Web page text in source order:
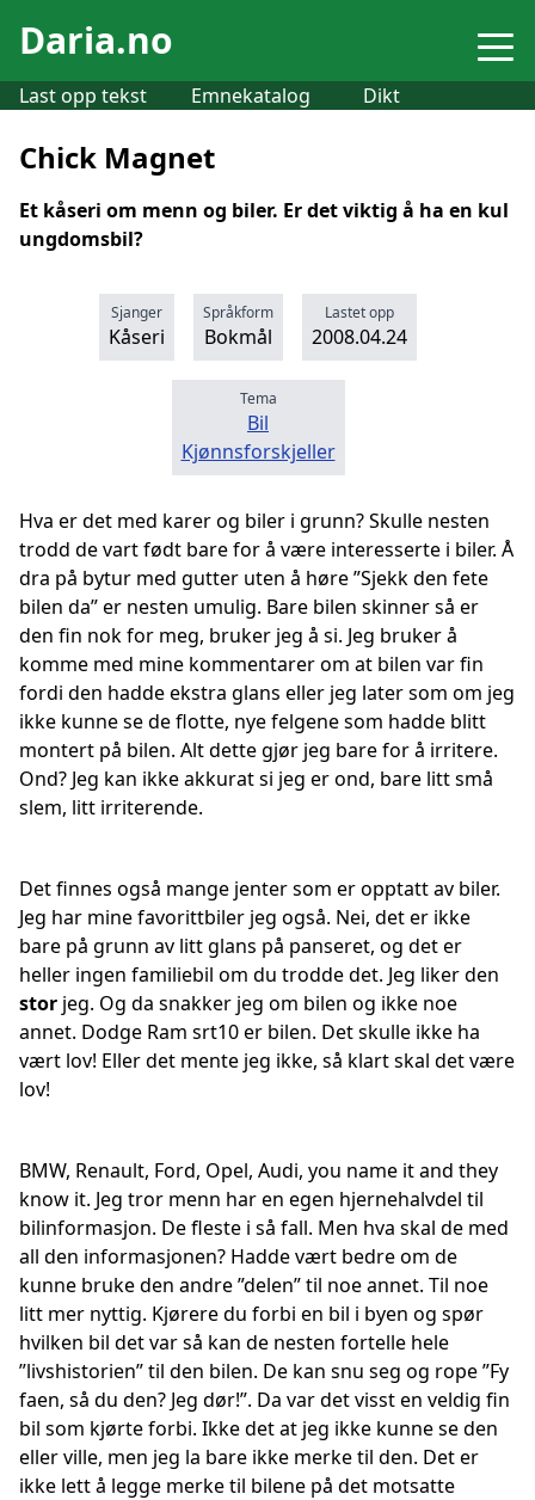
Daria.no
Last opp tekst Emnekatalog Dikt
Chick Magnet
Et kåseri om menn og biler. Er det viktig å ha en kul
ungdomsbil?
Sjanger
Kåseri
Språkform
Bokmål
Lastet opp
2008.04.24
Tema
Bil
Kjønnsforskjeller
Hva er det med karer og biler i grunn? Skulle nesten
trodd de vart født bare for å være interesserte i biler. Å
dra på bytur med gutter uten å høre ”Sjekk den fete
bilen da” er nesten umulig. Bare bilen skinner så er
den fin nok for meg, bruker jeg å si. Jeg bruker å
komme med mine kommentarer om at bilen var fin
fordi den hadde ekstra glans eller jeg later som om jeg
ikke kunne se de flotte, nye felgene som hadde blitt
montert på bilen. Alt dette gjør jeg bare for å irritere.
Ond? Jeg kan ikke akkurat si jeg er ond, bare litt små
slem, litt irriterende.
Det finnes også mange jenter som er opptatt av biler.
Jeg har mine favorittbiler jeg også. Nei, det er ikke
bare på grunn av litt glans på panseret, og det er
heller ingen familiebil om du trodde det. Jeg liker den
stor jeg. Og da snakker jeg om bilen og ikke noe
annet. Dodge Ram srt10 er bilen. Det skulle ikke ha
vært lov! Eller det mente jeg ikke, så klart skal det være
lov!
BMW, Renault, Ford, Opel, Audi, you name it and they
know it. Jeg tror menn har en egen hjernehalvdel til
bilinformasjon. De fleste i så fall. Men hva skal de med
all den informasjonen? Hadde vært bedre om de
kunne bruke den andre ”delen” til noe annet. Til noe
litt mer nyttig. Kjørere du forbi en bil i byen og spør
hvilken bil det var så kan de nesten fortelle hele
”livshistorien” til den bilen. De kan snu seg og rope ”Fy
faen, så du den? Jeg dør!”. Da var det visst en veldig fin
bil som kjørte forbi. Ikke det at jeg ikke kunne se den
eller ville, men jeg la bare ikke merke til den. Det er
ikke lett å legge merke til bilene på det motsatte